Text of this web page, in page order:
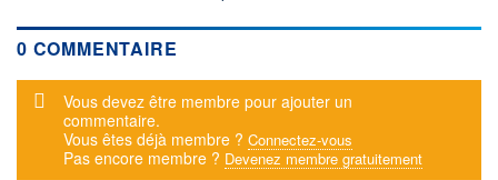
0 COMMENTAIRE
Message d'alerte
Vous devez être membre pour ajouter un
commentaire.
Vous êtes déjà membre ? Connectez-vous
Pas encore membre ? Devenez membre gratuitement